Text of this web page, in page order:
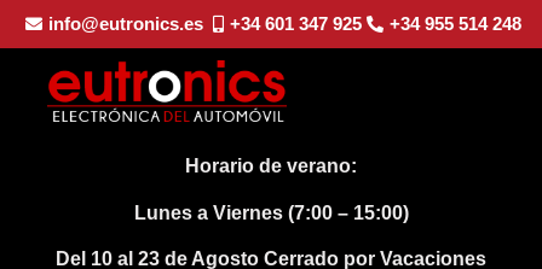
info@eutronics.es +34 601 347 925 +34 955 514 248
Horario de verano:
Lunes a Viernes (7:00 – 15:00)
Del 10 al 23 de Agosto Cerrado por Vacaciones